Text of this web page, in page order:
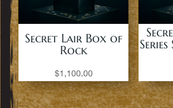
Secret Lair Box of
Rock
$1,100.00